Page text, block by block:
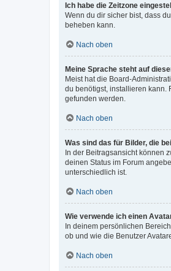
Ich habe die Zeitzone
Wenn du dir sicher bist, dass
beheben kann.
Nach oben
Meine Sprache steht auf
Meist hat die Board-
du benötigst, installieren kann.
gefunden werden.
Nach oben
Was sind das für Bilder, die
In der Beitragsansicht können
deinen Status im Forum
unterschiedlich ist.
Nach oben
Wie verwende ich einen
In deinem persönlichen
ob und wie die Benutzer
Nach oben